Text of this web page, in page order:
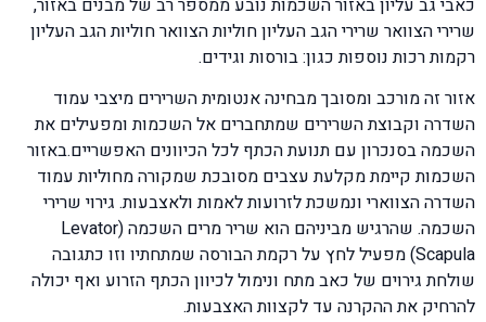
כאבי גב עליון באזור השכמות נובע ממספר רב של מבנים באזור,
שרירי הצוואר שרירי הגב העליון חוליות הצוואר חוליות הגב העליון
רקמות רכות נוספות כגון: בורסות וגידים.
אזור זה מורכב ומסובך מבחינה אנטומית השרירים מיצבי עמוד
השדרה וקבוצת השרירים שמתחברים אל השכמות ומפעילים את
השכמה בסנכרון עם תנועת הכתף לכל הכיוונים האפשריים.באזור
השכמות קיימת מקלעת עצבים מסובכת שמקורה מחוליות עמוד
השדרה הצווארי ונמשכת לזרועות לאמות ולאצבעות. גירוי שרירי
השכמה. שהרגיש מביניהם הוא שריר מרים השכמה (Levator
Scapula) מפעיל לחץ על רקמת הבורסה שמתחתיו וזו כתגובה
שולחת גירוים של כאב מתח ונימול לכיוון הכתף הזרוע ואף יכולה
להרחיק את ההקרנה עד לקצוות האצבעות.